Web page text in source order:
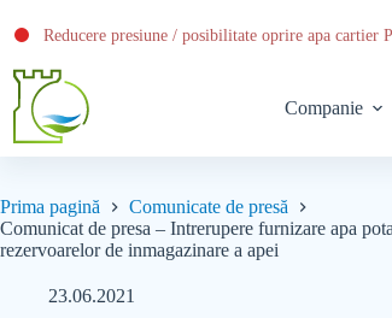
Reducere presiune / posibilitate oprire apa cartier
Companie
Prima pagină
Comunicate de presă
Comunicat de presa – Intrerupere furnizare apa
rezervoarelor de inmagazinare a apei
23.06.2021